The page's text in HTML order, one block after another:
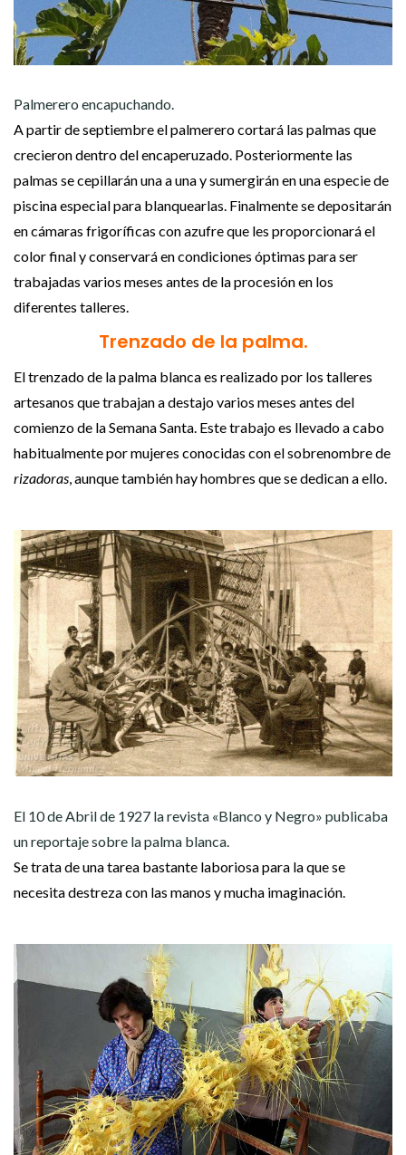
Palmerero encapuchando.
A partir de septiembre el palmererocortará las palmas que
crecieron dentro del encaperuzado. Posteriormente las
palmas se cepillarán una a una y sumergirán en una especie de
piscina especial para blanquearlas. Finalmente se depositarán
en cámaras frigoríficas con azufre que les proporcionará el
color final y conservará en condiciones óptimas para ser
trabajadas varios meses antes de la procesión en los
diferentes talleres.
Trenzado de la palma.
El trenzado de la palma blanca es realizado por los talleres
artesanos que trabajan a destajo varios meses antes del
comienzo de la Semana Santa. Este trabajo es llevado a cabo
habitualmente por mujeres conocidas con el sobrenombre de
rizadoras, aunque también hay hombres que se dedican a ello.
El 10 de Abril de 1927 la revista «Blanco y Negro» publicaba
un reportaje sobre la palma blanca.
Se trata de una tarea bastante laboriosa para la que se
necesita destreza con las manos y mucha imaginación.